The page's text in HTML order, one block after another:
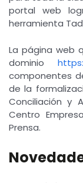
portal web
herramienta
La página web
dominio
componentes
de la
Conciliación y
Centro
Prensa.